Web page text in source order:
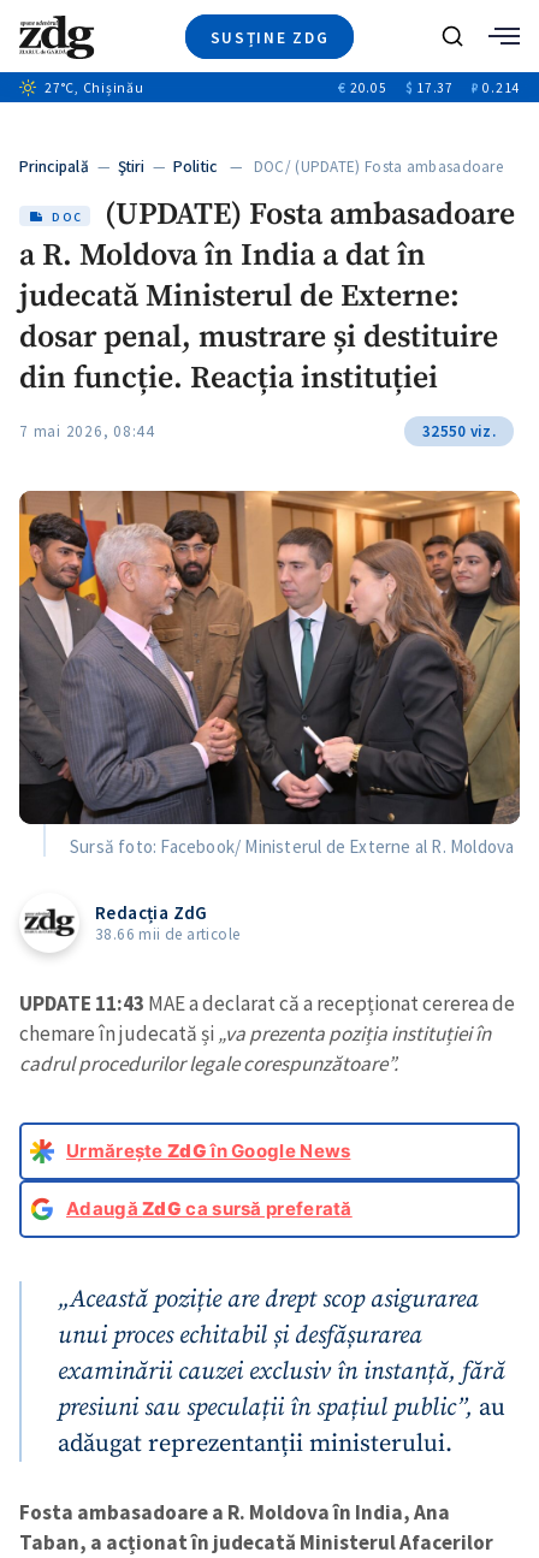
SUSȚINE ZDG
Ştiri
+8
Video
Special
Blog
Caută
27°C, Chișinău € 20.05 $ 17.37 ₽ 0.214
Principală — Ştiri — Politic — DOC/ (UPDATE) Fosta ambasadoare
DOC
(UPDATE) Fosta ambasadoare
a R. Moldova în India a dat în
judecată Ministerul de Externe:
dosar penal, mustrare și destituire
din funcție. Reacția instituției
7 mai 2026, 08:44 32550 viz.
Sursă foto: Facebook/ Ministerul de Externe al R. Moldova
Redacția ZdG
38.66 mii de articole
UPDATE 11:43 MAE a declarat că a recepționat cererea de
chemare în judecată și„va prezenta poziția instituției în
cadrul procedurilor legale corespunzătoare”.
Urmărește ZdGîn Google News
AdaugăZdG ca sursă preferată
„Această poziție are drept scop asigurarea
unui proces echitabil și desfășurarea
examinării cauzei exclusiv în instanță, fără
presiuni sau speculații în spațiul public”, au
adăugat reprezentanții ministerului.
Fosta ambasadoare a R. Moldova în India, Ana
Taban, a acționat în judecată Ministerul Afacerilor